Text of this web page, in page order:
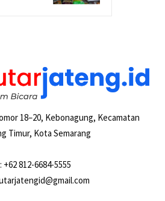
18–20, Kebonagung, Kecamatan
Timur, Kota Semarang
: +62 812-6684-5555